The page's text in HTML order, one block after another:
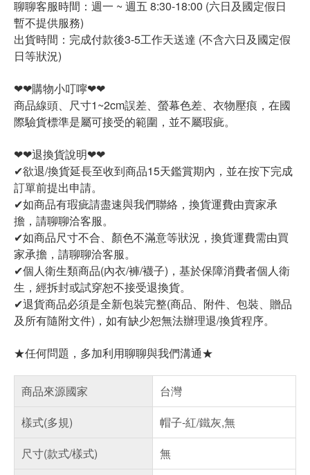
聊聊客服時間：週一 ~ 週五 8:30-18:00 (六日及國定假日
暫不提供服務)
出貨時間：完成付款後3-5工作天送達 (不含六日及國定假
日等狀況)
❤❤購物小叮嚀❤❤
商品線頭、尺寸1~2cm誤差、螢幕色差、衣物壓痕，在國
際驗貨標準是屬可接受的範圍，並不屬瑕疵。
❤❤退換貨說明❤❤
✔欲退/換貨延長至收到商品15天鑑賞期內，並在按下完成
訂單前提出申請。
✔如商品有瑕疵請盡速與我們聯絡，換貨運費由賣家承
擔，請聊聊洽客服。
✔如商品尺寸不合、顏色不滿意等狀況，換貨運費需由買
家承擔，請聊聊洽客服。
✔個人衛生類商品(內衣/褲/襪子)，基於保障消費者個人衛
生，經拆封或試穿恕不接受退換貨。
✔退貨商品必須是全新包裝完整(商品、附件、包裝、贈品
及所有隨附文件)，如有缺少恕無法辦理退/換貨程序。
★任何問題，多加利用聊聊與我們溝通★
商品來源國家
台灣
樣式(多規)
帽子-紅/鐵灰,無
尺寸(款式/樣式)
無